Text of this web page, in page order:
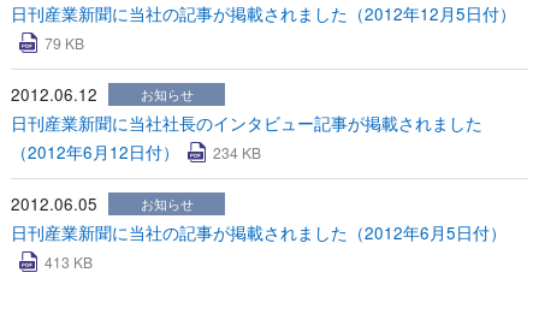
English 中文
日刊産業新聞に当社の記事が掲載されました（2012年12月5日付）
79 KB
2012.06.12 お知らせ
日刊産業新聞に当社社長のインタビュー記事が掲載されました
（2012年6月12日付）
234 KB
2012.06.05 お知らせ
日刊産業新聞に当社の記事が掲載されました（2012年6月5日付）
413 KB